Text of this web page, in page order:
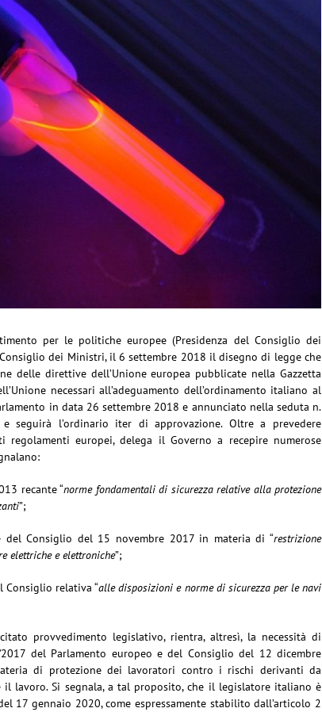
per le politiche europee (Presidenza del Consiglio dei
dei Ministri, il 6 settembre 2018 il disegno di legge che
delle direttive dell’Unione europea pubblicate nella Gazzetta
necessari all’adeguamento dell’ordinamento italiano al
in data 26 settembre 2018 e annunciato nella seduta n.
seguirà l’ordinario iter di approvazione. Oltre a prevedere
regolamenti europei, delega il Governo a recepire numerose
recante “norme fondamentali di sicurezza relative alla protezione
”;
Consiglio del 15 novembre 2017 in materia di “restrizione
elettriche e elettroniche”;
Consiglio relativa “alle disposizioni e norme di sicurezza per le navi
provvedimento legislativo, rientra, altresì, la necessità di
del Parlamento europeo e del Consiglio del 12 dicembre
di protezione dei lavoratori contro i rischi derivanti da
il lavoro. Si segnala, a tal proposito, che il legislatore italiano è
17 gennaio 2020, come espressamente stabilito dall’articolo 2